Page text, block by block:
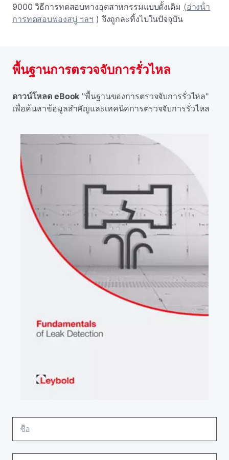
9000 วิธีการทดสอบทางอุตสาหกรรมแบบดั้งเดิม (อ่างน้ํา
การทดสอบฟองสบู่ ฯลฯ ) จึงถูกละทิ้งไปในปัจจุบัน
พื้นฐานการตรวจจับการรั่วไหล
ดาวน์โหลด eBook "พื้นฐานของการตรวจจับการรั่วไหล"
เพื่อค้นหาข้อมูลสําคัญและเทคนิคการตรวจจับการรั่วไหล